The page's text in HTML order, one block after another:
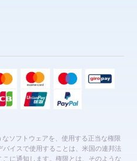
ソフトウェアを、使用する正当な権限
イスで使用することは、米国の連邦法
に通知します。権限とは、そのような